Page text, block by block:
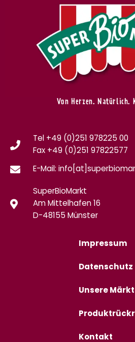
Von Herzen. Natürlich.
Tel +49 (0)251 978225 00
Fax +49 (0)251 97822577
E-Mail:
SuperBioMarkt
Am Mittelhafen 16
D-48155 Münster
Impressum
Datenschutz
Unsere
Kontakt